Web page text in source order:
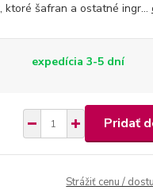
ktoré šafran a ostatné ingr...
expedícia 3-5 dní
Pridať
Strážiť cenu /